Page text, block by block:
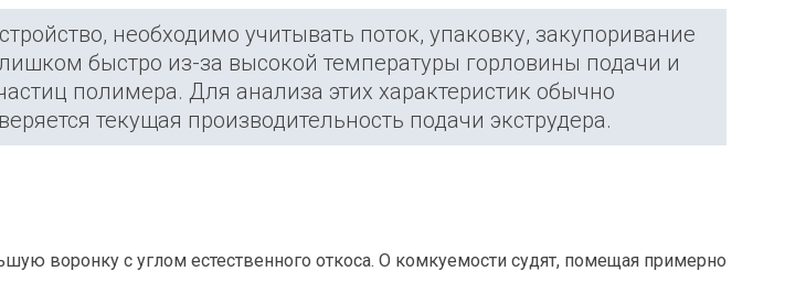
необходимо учитывать поток, упаковку, закупоривание
быстро из-за высокой температуры горловины подачи и
полимера. Для анализа этих характеристик обычно
текущая производительность подачи экструдера.
воронку с углом естественного откоса. О комкуемости судят, помещая примерно